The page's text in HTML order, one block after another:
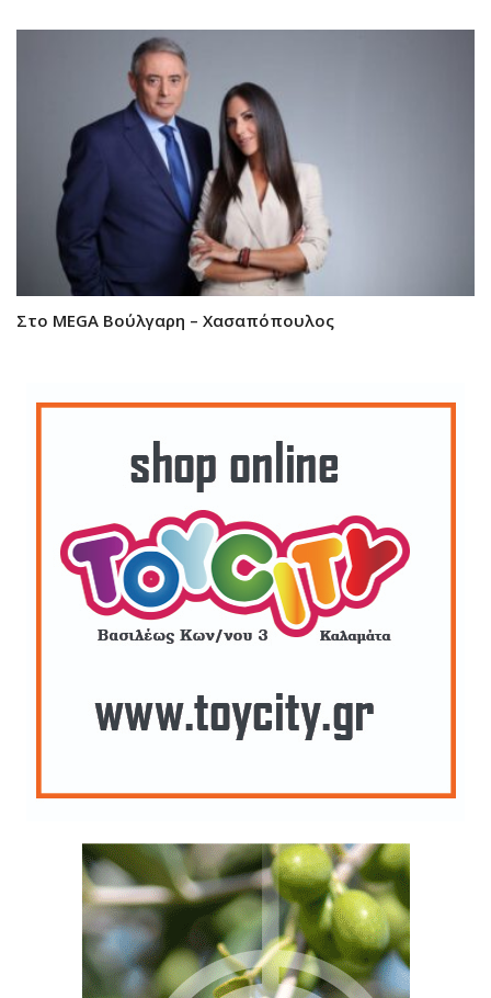
Στο MEGA Βούλγαρη – Χασαπόπουλος